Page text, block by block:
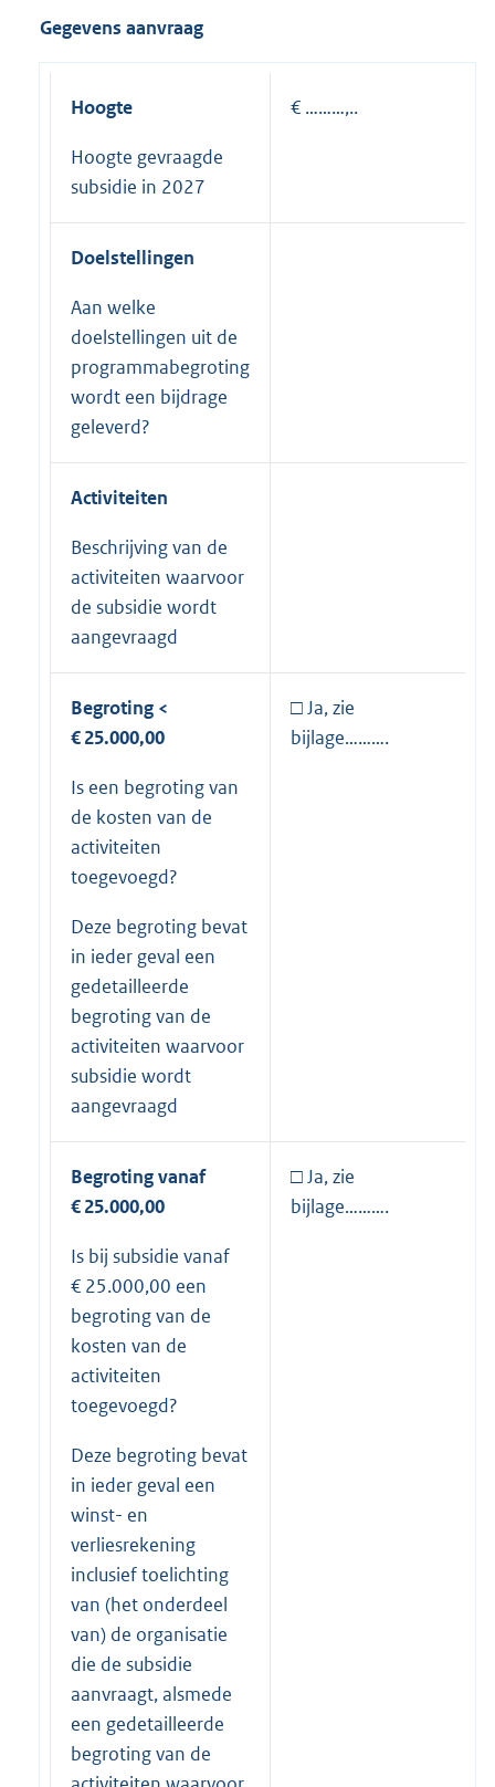
Gegevens aanvraag
Hoogte
Hoogte gevraagde
subsidie in 2027
€ ………,..
Doelstellingen
Aan welke
doelstellingen uit de
programmabegroting
wordt een bijdrage
geleverd?
Activiteiten
Beschrijving van de
activiteiten waarvoor
de subsidie wordt
aangevraagd
Begroting <
€ 25.000,00
Is een begroting van
de kosten van de
activiteiten
toegevoegd?
Deze begroting bevat
in ieder geval een
gedetailleerde
begroting van de
activiteiten waarvoor
subsidie wordt
aangevraagd
□ Ja, zie
bijlage……….
Begroting vanaf
€ 25.000,00
Is bij subsidie vanaf
€ 25.000,00 een
begroting van de
kosten van de
activiteiten
toegevoegd?
Deze begroting bevat
in ieder geval een
winst- en
verliesrekening
inclusief toelichting
van (het onderdeel
van) de organisatie
die de subsidie
aanvraagt, alsmede
een gedetailleerde
begroting van de
□ Ja, zie
bijlage……….